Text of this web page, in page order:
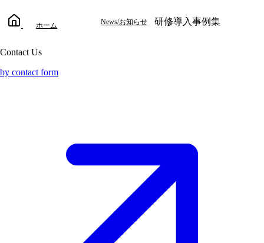
ホーム News/お知らせ 研修導入事例集
Contact Us
by contact form